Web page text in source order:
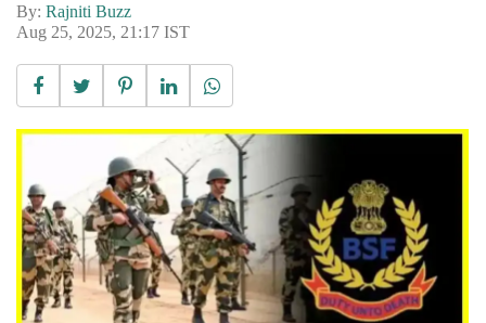
By: Rajniti Buzz
Aug 25, 2025, 21:17 IST